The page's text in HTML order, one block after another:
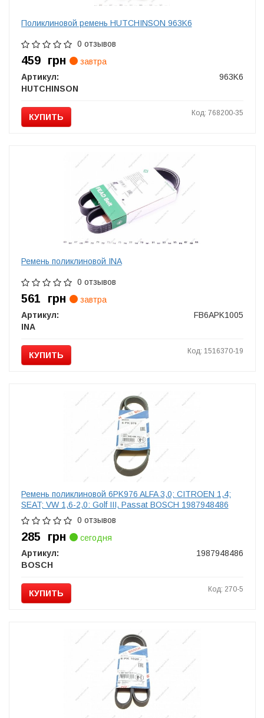
Поликлиновой ремень HUTCHINSON 963K6
0 отзывов
459 грн
завтра
Артикул:
963K6
HUTCHINSON
КУПИТЬ Код: 768200-35
Ремень поликлиновой INA
0 отзывов
561 грн
завтра
Артикул:
FB6APK1005
INA
КУПИТЬ Код: 1516370-19
Ремень поликлиновой 6PK976 ALFA 3,0; CITROEN 1,4;
SEAT; VW 1,6-2,0: Golf III, Passat BOSCH 1987948486
0 отзывов
285 грн
сегодня
Артикул:
1987948486
BOSCH
КУПИТЬ Код: 270-5